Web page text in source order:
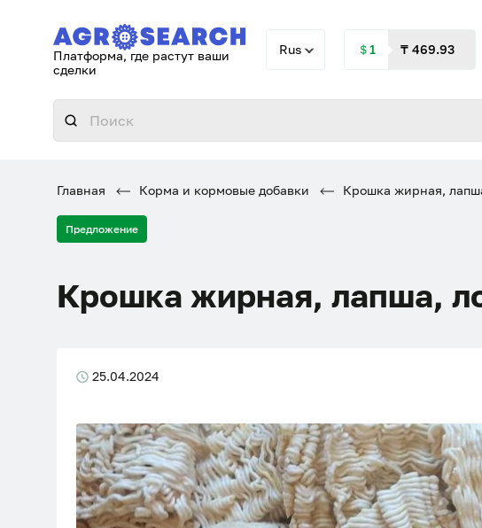
Платформа, где растут ваши
сделки
Rus ＄1 ₸ 469.93
Главная Корма и кормовые добавки Крошка жирная,
Предложение
Крошка жирная, лапша,
25.04.2024